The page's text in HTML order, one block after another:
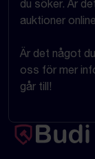
du söker. Är
auktioner
Är det något
oss för mer
går till!